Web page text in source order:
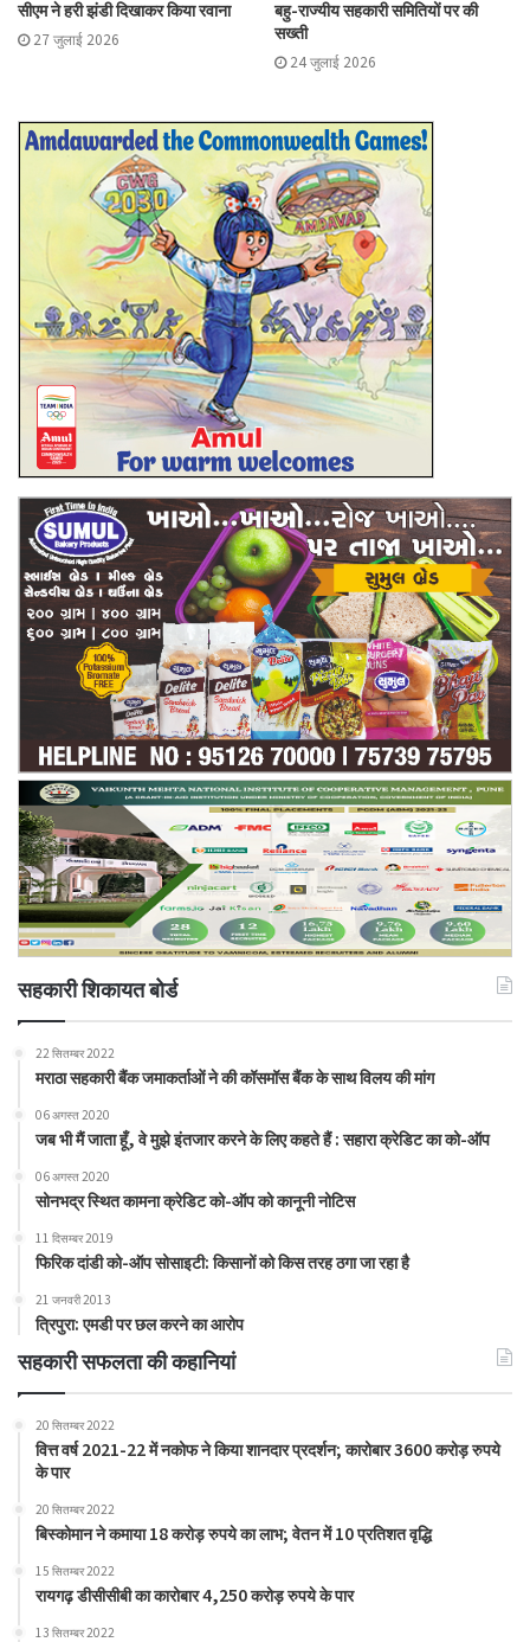
सीएम ने हरी झंडी दिखाकर किया रवाना
27 जुलाई 2026
बहु-राज्यीय सहकारी समितियों पर की
सख्ती
24 जुलाई 2026
सहकारी शिकायत बोर्ड
22 सितम्बर 2022
मराठा सहकारी बैंक जमाकर्ताओं ने की कॉसमॉस बैंक के साथ विलय की मांग
06 अगस्त 2020
जब भी मैं जाता हूँ, वे मुझे इंतजार करने के लिए कहते हैं : सहारा क्रेडिट का को-ऑप
06 अगस्त 2020
सोनभद्र स्थित कामना क्रेडिट को-ऑप को कानूनी नोटिस
11 दिसम्बर 2019
फिरिक दांडी को-ऑप सोसाइटी: किसानों को किस तरह ठगा जा रहा है
21 जनवरी 2013
त्रिपुरा: एमडी पर छल करने का आरोप
सहकारी सफलता की कहानियां
20 सितम्बर 2022
वित्त वर्ष 2021-22 में नकोफ ने किया शानदार प्रदर्शन; कारोबार 3600 करोड़ रुपये
के पार
20 सितम्बर 2022
बिस्कोमान ने कमाया 18 करोड़ रुपये का लाभ; वेतन में 10 प्रतिशत वृद्धि
15 सितम्बर 2022
रायगढ़ डीसीसीबी का कारोबार 4,250 करोड़ रुपये के पार
13 सितम्बर 2022